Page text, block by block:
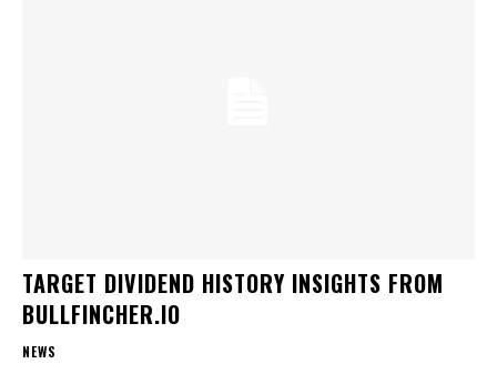
TARGET DIVIDEND HISTORY INSIGHTS FROM
BULLFINCHER.IO
NEWS